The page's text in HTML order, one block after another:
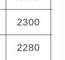
2300
2280